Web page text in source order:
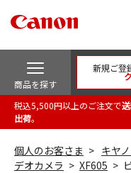
商品を探す
新規ご登
税込5,500円以上のご注文で
出荷。
個人のお客さま キヤ
デオカメラ
XF605